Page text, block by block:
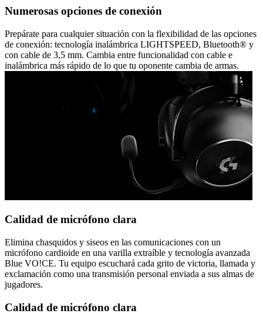
Numerosas opciones de conexión
Prepárate para cualquier situación con la flexibilidad de las opciones
de conexión: tecnología inalámbrica LIGHTSPEED, Bluetooth® y
con cable de 3,5 mm. Cambia entre funcionalidad con cable e
inalámbrica más rápido de lo que tu oponente cambia de armas.
Calidad de micrófono clara
Elimina chasquidos y siseos en las comunicaciones con un
micrófono cardioide en una varilla extraíble y tecnología avanzada
Blue VO!CE. Tu equipo escuchará cada grito de victoria, llamada y
exclamación como una transmisión personal enviada a sus almas de
jugadores.
Calidad de micrófono clara